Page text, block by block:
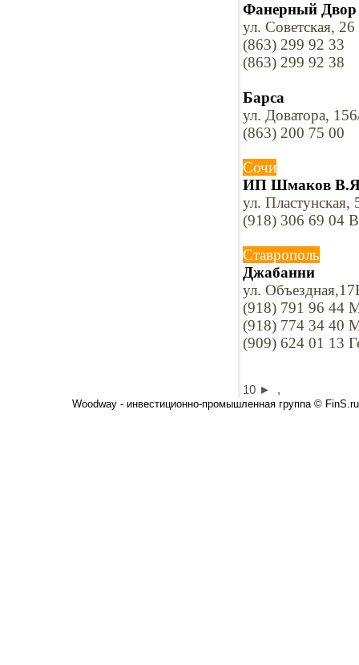
Фанерный Двор
ул. Советская, 26
(863) 299 92 33
(863) 299 92 38
Барса
ул. Доватора,
(863) 200 75 00
Сочи
ИП Шмаков
ул. Пластунская,
(918) 306 69 04
Ставрополь
Джабанни
ул.
(918) 791 96 44
(918) 774 34 40
(909) 624 01 13
10 ► ,
Woodway - инвестиционно-промышленная группа © FinS.ru